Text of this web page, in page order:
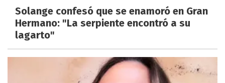
Solange confesó que se enamoró en Gran
Hermano: "La serpiente encontró a su
lagarto"